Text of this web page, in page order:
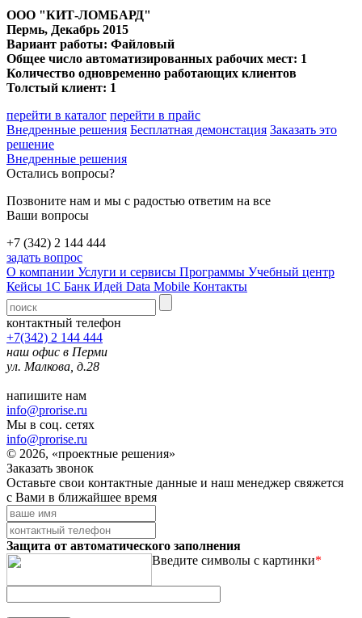
ООО "КИТ-ЛОМБАРД"
Пермь, Декабрь 2015
Вариант работы: Файловый
Общее число автоматизированных рабочих мест: 1
Количество одновременно работающих клиентов
Толстый клиент: 1
перейти в каталог перейти в прайс
Внедренные решения Бесплатная демонстация Заказать это
решение
Внедренные решения
Остались вопросы?
Позвоните нам и мы с радостью ответим на все
Ваши вопросы
+7 (342) 2 144 444
задать вопрос
О компании Услуги и сервисы Программы Учебный центр
Кейсы 1С Банк Идей Data Mobile Контакты
контактный телефон
+7(342) 2 144 444
наш офис в Перми
ул. Малкова, д.28
напишите нам
info@prorise.ru
Мы в соц. сетях
info@prorise.ru
© 2026, «проектные решения»
Заказать звонок
Оставьте свои контактные данные и наш менеджер свяжется
с Вами в ближайшее время
Защита от автоматического заполнения
Введите символы с картинки*